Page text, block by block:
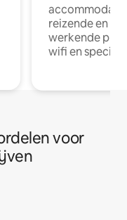
reizende en
werkende
wifi en
voor